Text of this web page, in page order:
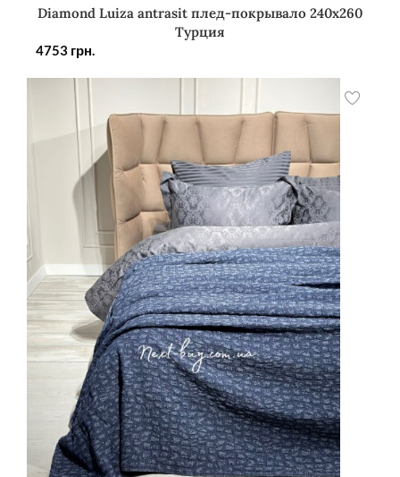
Diamond Luiza antrasit плед-покрывало 240х260
Турция
4753 грн.